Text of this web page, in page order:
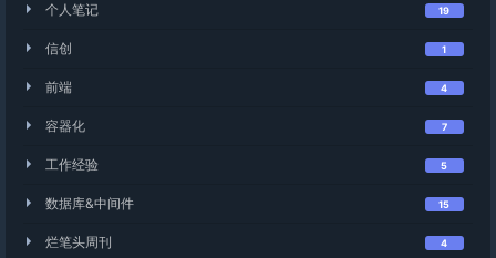
个人笔记 19
信创 1
前端 4
容器化 7
工作经验 5
数据库&中间件 15
烂笔头周刊 4